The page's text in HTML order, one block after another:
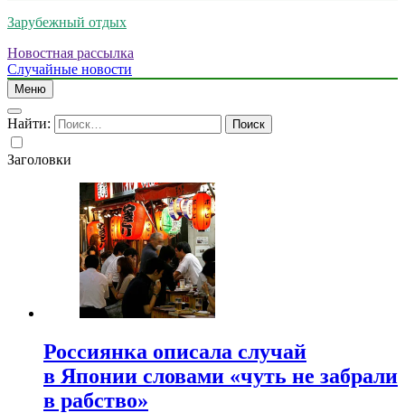
Зарубежный отдых
Новостная рассылка
Случайные новости
Меню
Найти:
Заголовки
Россиянка описала случай
в Японии словами «чуть не забрали
в рабство»